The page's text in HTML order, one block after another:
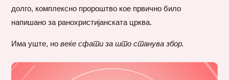
долго, комплексно пророштво кое првично било
напишано за ранохристијанската црква.
Има уште, новеќе сфати за што станува збор.